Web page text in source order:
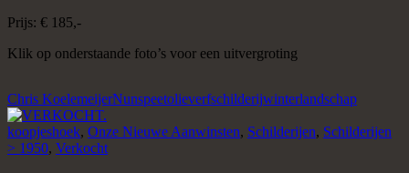
Prijs: € 185,-
Klik op onderstaande foto’s voor een uitvergroting
Chris KoelemeijerNunspeetolieverfschilderijwinterlandschap
koopjeshoek, Onze Nieuwe Aanwinsten, Schilderijen, Schilderijen
> 1950, Verkocht